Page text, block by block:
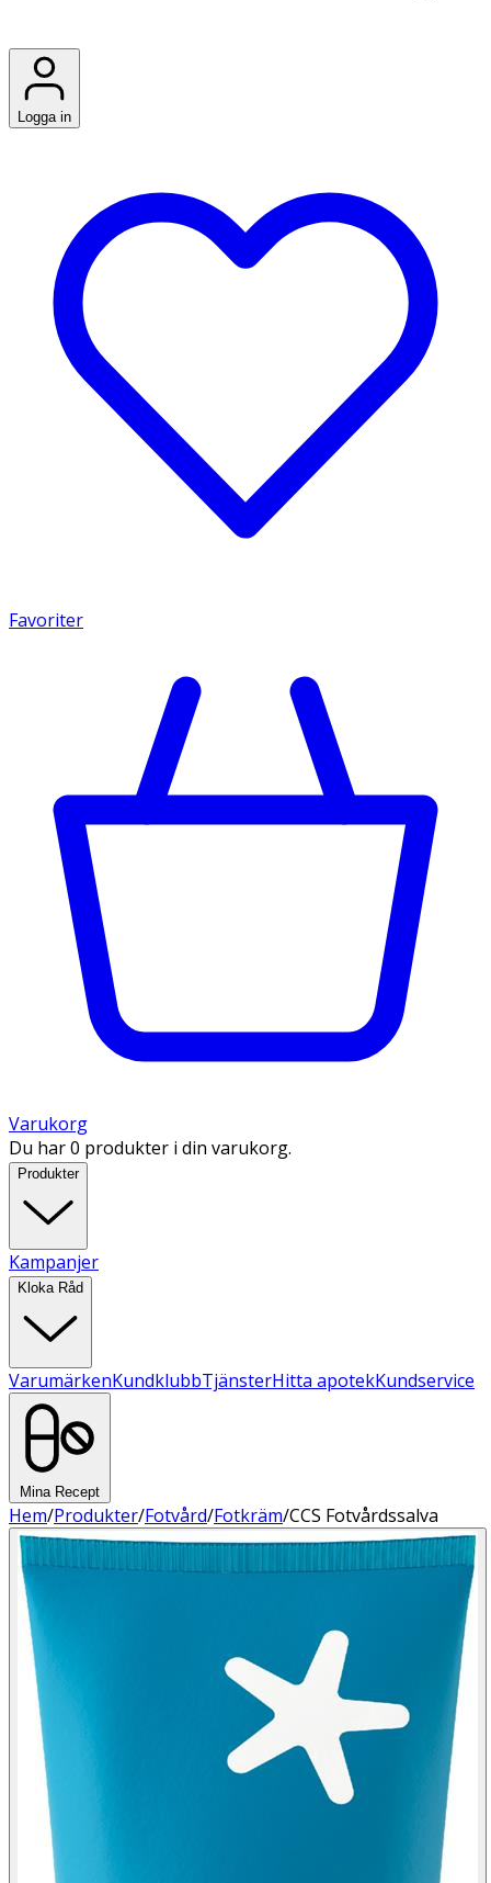
Logga in
Favoriter
Varukorg
Du har 0 produkter i din varukorg.
Produkter
Kampanjer
Kloka Råd
VarumärkenKundklubbTjänsterHitta apotekKundservice
Mina Recept
Hem/Produkter/Fotvård/Fotkräm/CCS Fotvårdssalva